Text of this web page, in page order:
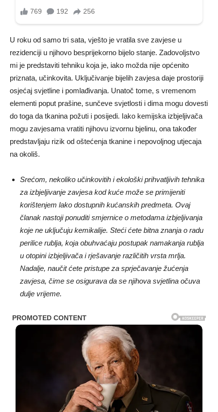
U roku od samo tri sata, vješto je vratila sve zavjese u
rezidenciji u njihovo besprijekorno bijelo stanje. Zadovoljstvo
mi je predstaviti tehniku ​​koja je, iako možda nije općenito
priznata, učinkovita. Uključivanje bijelih zavjesa daje prostoriji
osjećaj svjetline i pomlađivanja. Unatoč tome, s vremenom
elementi poput prašine, sunčeve svjetlosti i dima mogu dovesti
do toga da tkanina požuti i posijedi. Iako kemijska izbjeljivača
mogu zavjesama vratiti njihovu izvornu bjelinu, ona također
predstavljaju rizik od oštećenja tkanine i nepovoljnog utjecaja
na okoliš.
Srećom, nekoliko učinkovitih i ekološki prihvatljivih tehnika
za izbjeljivanje zavjesa kod kuće može se primijeniti
korištenjem lako dostupnih kućanskih predmeta. Ovaj
članak nastoji ponuditi smjernice o metodama izbjeljivanja
koje ne uključuju kemikalije. Steći ćete bitna znanja o radu
perilice rublja, koja obuhvaćaju postupak namakanja rublja
u otopini izbjeljivača i rješavanje različitih vrsta mrlja.
Nadalje, naučit ćete pristupe za sprječavanje žućenja
zavjesa, čime se osigurava da se njihova svjetlina očuva
dulje vrijeme.